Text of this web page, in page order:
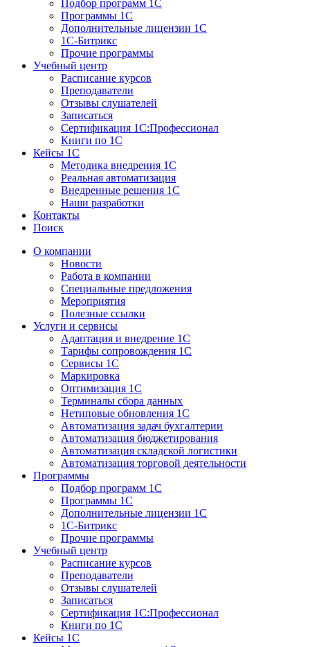
Подбор программ 1С
Программы 1С
Дополнительные лицензии 1С
1С-Битрикс
Прочие программы
Учебный центр
Расписание курсов
Преподаватели
Отзывы слушателей
Записаться
Сертификация 1С:Профессионал
Книги по 1С
Кейсы 1С
Методика внедрения 1С
Реальная автоматизация
Внедренные решения 1С
Наши разработки
Контакты
Поиск
О компании
Новости
Работа в компании
Специальные предложения
Мероприятия
Полезные ссылки
Услуги и сервисы
Адаптация и внедрение 1С
Тарифы сопровождения 1С
Сервисы 1С
Маркировка
Оптимизация 1С
Терминалы сбора данных
Нетиповые обновления 1С
Автоматизация задач бухгалтерии
Автоматизация бюджетирования
Автоматизация складской логистики
Автоматизация торговой деятельности
Программы
Подбор программ 1С
Программы 1С
Дополнительные лицензии 1С
1С-Битрикс
Прочие программы
Учебный центр
Расписание курсов
Преподаватели
Отзывы слушателей
Записаться
Сертификация 1С:Профессионал
Книги по 1С
Кейсы 1С